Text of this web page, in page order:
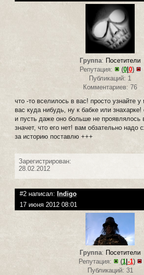
Группа: Посетители
Репутация:
(0| 0)
Публикаций: 1
Комментариев: 76
что -то вселилось в вас! просто узнайте
вас куда нибудь, ну к бабке или
и пусть даже оно больше не проявлялось
значет, что его нет! вам обзательно надо
за историю поставлю +++
Зарегистрирован:
28.02.2012
#2 написал: Indigo
17 июня 2012 08:01
Группа: Посетители
Репутация:
(1| -1)
Публикаций: 31